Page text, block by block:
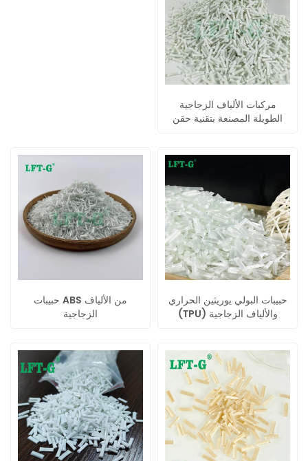
مركبات الألياف الزجاجية
الطويلة المصنعة بتقنية حقن
حبيبات ABS من الألياف
الزجاجية
حبيبات البولي يوريثين الحراري
(TPU) والألياف الزجاجية